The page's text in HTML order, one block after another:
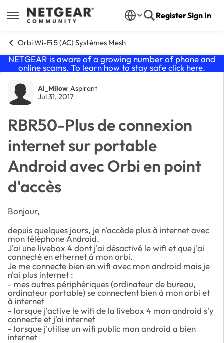
Open Side Menu
Skip to content RegisterSign In
Orbi Wi-Fi 5 (AC) Systèmes Mesh
NETGEAR is aware of a growing number of phone and
online scams. To learn how to stay safe click here.
Forum Discussion
Al_Milow Aspirant
Jul 31, 2017
RBR50-Plus de connexion
internet sur portable
Android avec Orbi en point
d'accès
Bonjour,
depuis quelques jours, je n'accède plus à internet avec
mon téléphone Android.
J'ai une livebox 4 dont j'ai désactivé le wifi et que j'ai
connecté en ethernet à mon orbi.
Je me connecte bien en wifi avec mon android mais je
n'ai plus internet :
- mes autres périphériques (ordinateur de bureau,
ordinateur portable) se connectent bien à mon orbi et
à internet
- lorsque j'active le wifi de la livebox 4 mon android s'y
connecte et j'ai internet
- lorsque j'utilise un wifi public mon android a bien
internet